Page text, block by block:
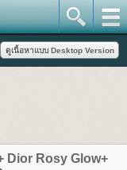
Dior Rosy Glow+